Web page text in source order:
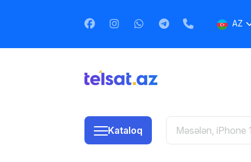
AZ
Kataloq